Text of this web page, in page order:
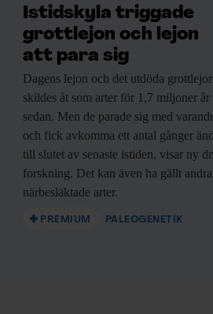
Istidskyla triggade
grottlejon och lejon
att para sig
Dagens lejon och det utdöda
skildes åt som arter för 1,7 miljoner år
sedan. Men de parade sig med
och fick avkomma ett antal gånger
till slutet av senaste istiden, visar ny
forskning. Det kan även ha gällt andra
närbesläktade arter.
PREMIUM PALEOGENETIK